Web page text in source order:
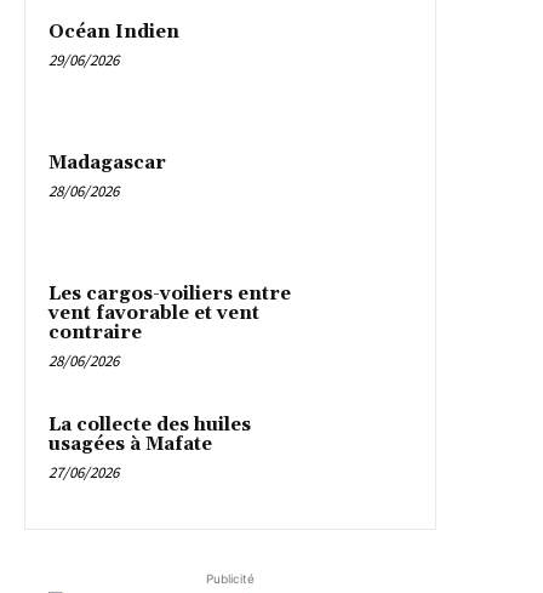
Océan Indien
29/06/2026
Madagascar
28/06/2026
Les cargos-voiliers entre
vent favorable et vent
contraire
28/06/2026
La collecte des huiles
usagées à Mafate
27/06/2026
Publicité